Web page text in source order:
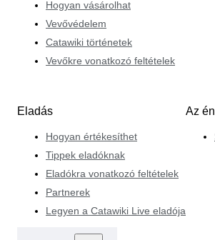
Hogyan vásárolhat
Vevővédelem
Catawiki történetek
Vevőkre vonatkozó feltételek
Eladás
Hogyan értékesíthet
Tippek eladóknak
Eladókra vonatkozó feltételek
Partnerek
Legyen a Catawiki Live eladója
Az